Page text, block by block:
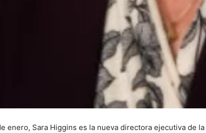
enero, Sara Higgins es la nueva directora ejecutiva de la